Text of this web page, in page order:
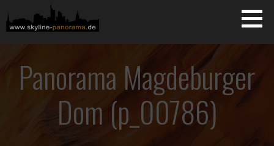
Inhalt
springen
SKYLINE-PANORAMA.DE
Panorama Magdeburger
Dom (p_00786)